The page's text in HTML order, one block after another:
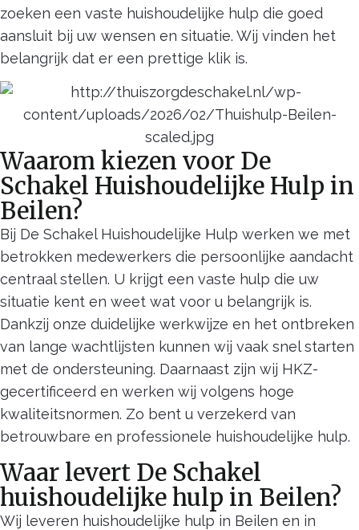
zoeken een vaste huishoudelijke hulp die goed
aansluit bij uw wensen en situatie. Wij vinden het
belangrijk dat er een prettige klik is.
Waarom kiezen voor De
Schakel Huishoudelijke Hulp in
Beilen?
Bij De Schakel Huishoudelijke Hulp werken we met
betrokken medewerkers die persoonlijke aandacht
centraal stellen. U krijgt een vaste hulp die uw
situatie kent en weet wat voor u belangrijk is.
Dankzij onze duidelijke werkwijze en het ontbreken
van lange wachtlijsten kunnen wij vaak snel starten
met de ondersteuning. Daarnaast zijn wij HKZ-
gecertificeerd en werken wij volgens hoge
kwaliteitsnormen. Zo bent u verzekerd van
betrouwbare en professionele huishoudelijke hulp.
Waar levert De Schakel
huishoudelijke hulp in Beilen?
Wij leveren huishoudelijke hulp in Beilen en in